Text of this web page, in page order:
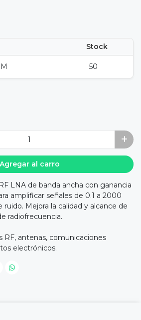
Stock
50
Agregar al carro
LNA de banda ancha con ganancia
amplificar señales de 0.1 a 2000
ruido. Mejora la calidad y alcance de
radiofrecuencia.
RF, antenas, comunicaciones
electrónicos.